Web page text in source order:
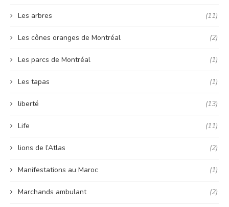
Les arbres (11)
Les cônes oranges de Montréal (2)
Les parcs de Montréal (1)
Les tapas (1)
liberté (13)
Life (11)
lions de l’Atlas (2)
Manifestations au Maroc (1)
Marchands ambulant (2)